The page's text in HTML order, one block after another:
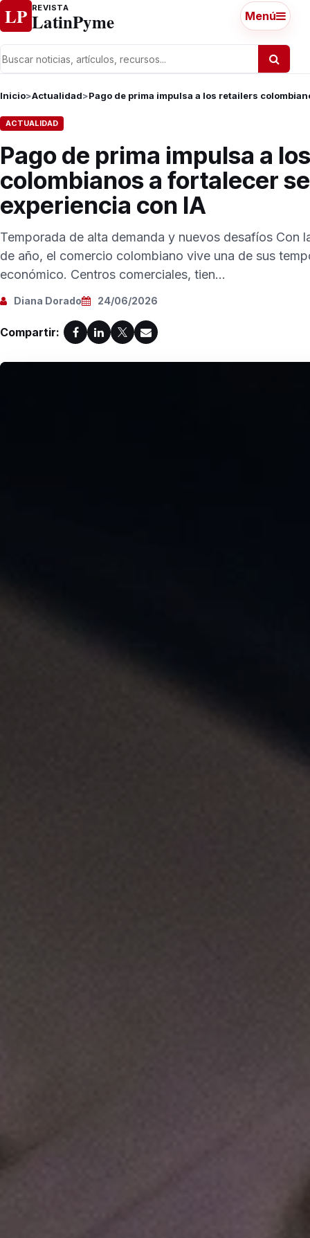
Ir al contenido
LP REVISTA
LatinPyme Menú
Inicio>Actualidad>Pago de prima impulsa a los retailers
ACTUALIDAD
Pago de prima impulsa a
colombianos a fortalecer
experiencia con IA
Temporada de alta demanda y nuevos desafíos Con
de año, el comercio colombiano vive una de sus
económico. Centros comerciales, tien...
Diana Dorado 24/06/2026
Compartir: